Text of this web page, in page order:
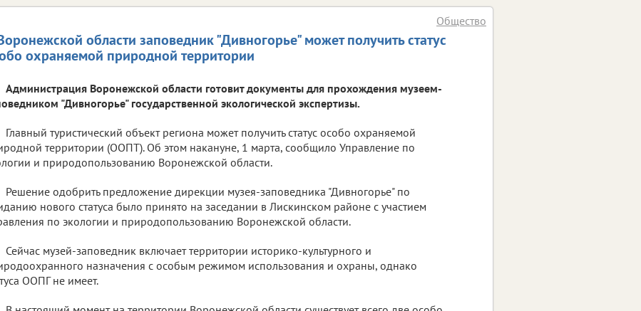
области заповедник "Дивногорье" может получить статус
охраняемой природной территории
Общество
Администрация Воронежской области готовит документы для прохождения музеем-
"Дивногорье" государственной экологической экспертизы.
Главный туристический объект региона может получить статус особо охраняемой
территории (ООПТ). Об этом накануне, 1 марта, сообщило Управление по
и природопользованию Воронежской области.
Решение одобрить предложение дирекции музея-заповедника "Дивногорье" по
нового статуса было принято на заседании в Лискинском районе с участием
по экологии и природопользованию Воронежской области.
Сейчас музей-заповедник включает территории историко-культурного и
назначения с особым режимом использования и охраны, однако
ООПГ не имеет.